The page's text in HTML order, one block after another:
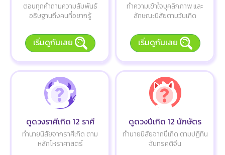
ตอบทุกคำถามความสัมพันธ์
อธิษฐานถึงคนที่อยากรู้
เริ่มดูกันเลย
ทำความเข้าใจบุคลิกภาพ และ
ลักษณะนิสัยตามวันเกิด
เริ่มดูกันเลย
ดูดวงราศีเกิด 12 ราศี
ทำนายนิสัยจากราศีเกิด ตาม
หลักโหราศาสตร์
ดูดวงปีเกิด 12 นักษัตร
ทำนายนิสัยจากปีเกิด ตามปฏิทิน
จันทรคติจีน